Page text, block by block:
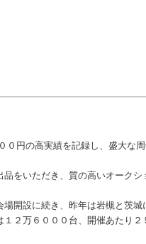
円の高実績を記録し、盛大な周
いただき、質の高いオークシ
開設に続き、昨年は岩槻と茨
２万６０００台、開催あたり